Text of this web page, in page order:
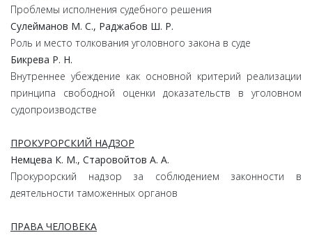
Проблемы исполнения судебного решения
Сулейманов М. С., Раджабов Ш. Р.
Роль и место толкования уголовного закона в суде
Бикрева Р. Н.
Внутреннее убеждение как основной критерий реализации
принципа свободной оценки доказательств в уголовном
судопроизводстве
ПРОКУРОРСКИЙ НАДЗОР
Немцева К. М., Старовойтов А. А.
Прокурорский надзор за соблюдением законности в
деятельности таможенных органов
ПРАВА ЧЕЛОВЕКА